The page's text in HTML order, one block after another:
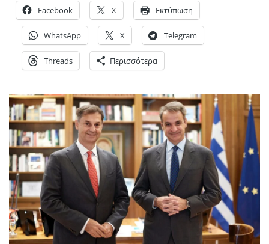
Facebook X Εκτύπωση
WhatsApp X Telegram
Threads Περισσότερα